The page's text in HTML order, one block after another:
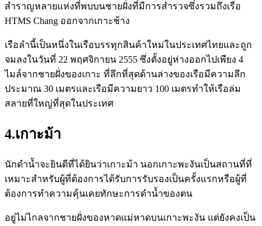
สำราญหลายแห่งที่พบบนชายฝั่งที่มีการสำรวจซึ่งรวมถึงเรือ
HTMS Chang ออกจากเกาะช้าง
เรือลำนี้เป็นหนึ่งในเรือบรรทุกสินค้าใหม่ในประเทศไทยและถูก
จมลงในวันที่ 22 พฤศจิกายน 2555 ซึ่งตั้งอยู่ห่างออกไปเพียง 4
ไมล์จากชายฝั่งของเกาะ ที่ลึกที่สุดด้านล่างของเรือมีความลึก
ประมาณ 30 เมตรและเรือมีความยาว 100 เมตรทำให้เรือล่ม
สลายที่ใหญ่ที่สุดในประเทศ
4.เกาะม้า
นักดำน้ำจะยินดีที่ได้ยินว่าเกาะม้า นอกเกาะพะงันเป็นสถานที่ที่
เหมาะสำหรับผู้ที่ต้องการได้รับการรับรองเป็นครั้งแรกหรือผู้ที่
ต้องการทำความคุ้นเคยทักษะการดำน้ำของตน
อยู่ไม่ไกลจากชายฝั่งของหาดแม่หาดบนเกาะพะงัน แต่ยังคงเป็น